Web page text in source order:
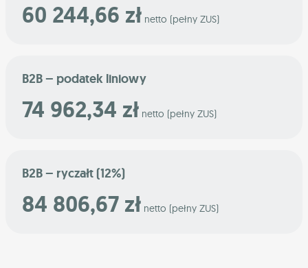
60 244,66 zł netto (pełny ZUS)
B2B – podatek liniowy
74 962,34 zł netto (pełny ZUS)
B2B – ryczałt (12%)
84 806,67 zł netto (pełny ZUS)